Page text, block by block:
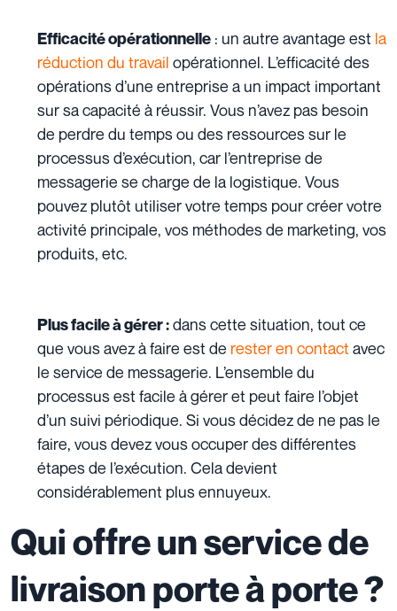
Efficacité opérationnelle : un autre avantage est la
réduction du travail opérationnel. L’efficacité des
opérations d’une entreprise a un impact important
sur sa capacité à réussir. Vous n’avez pas besoin
de perdre du temps ou des ressources sur le
processus d’exécution, car l’entreprise de
messagerie se charge de la logistique. Vous
pouvez plutôt utiliser votre temps pour créer votre
activité principale, vos méthodes de marketing, vos
produits, etc.
Plus facile à gérer :dans cette situation, tout ce
que vous avez à faire est de rester en contact avec
le service de messagerie. L’ensemble du
processus est facile à gérer et peut faire l’objet
d’un suivi périodique. Si vous décidez de ne pas le
faire, vous devez vous occuper des différentes
étapes de l’exécution. Cela devient
considérablement plus ennuyeux.
Qui offre un service de
livraison porte à porte ?